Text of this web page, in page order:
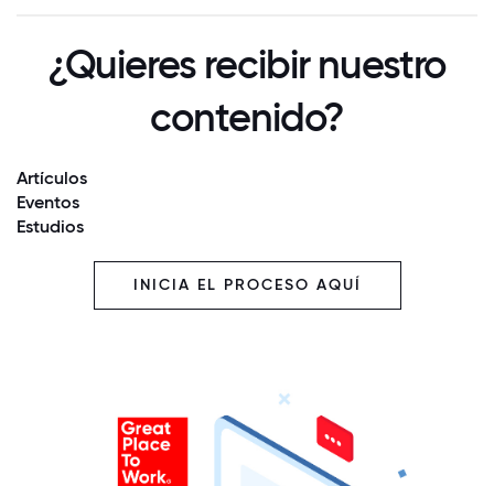
¿Quieres recibir nuestro
contenido?
Artículos
Eventos
Estudios
INICIA EL PROCESO AQUÍ